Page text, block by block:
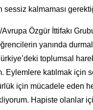
sessiz kalmaması
Özgür İttifakı
yanında
toplumsal
Eylemlere katılmak için
için mücadele eden
Hapiste olanlar